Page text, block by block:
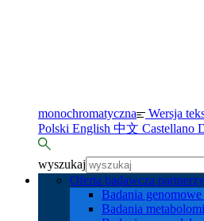
monochromatyczna Wersja
Polski English 中文 Castellano
wyszukaj
Oferta badawcza
Badania
Badania